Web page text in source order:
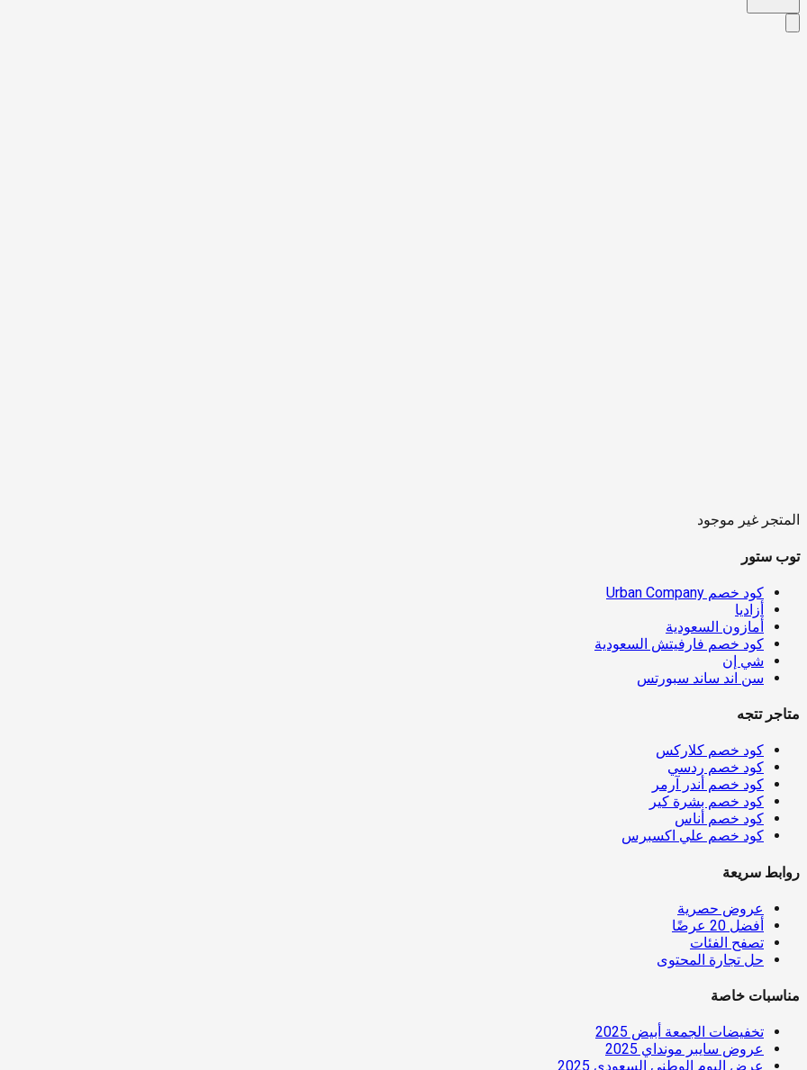
المتجر غير موجود
توب ستور
كود خصم Urban Company
أزاديا
أمازون السعودية
كود خصم فارفيتش السعودية
شي إن
سن اند ساند سبورتس
متاجر تتجه
كود خصم كلاركس
كود خصم ردسي
كود خصم أندر آرمر
كود خصم بشرة كير
كود خصم أناس
كود خصم علي اكسبرس
روابط سريعة
عروض حصرية
أفضل 20 عرضًا
تصفح الفئات
حل تجارة المحتوى
مناسبات خاصة
تخفيضات الجمعة أبيض 2025
عروض سايبر مونداي 2025
عرض اليوم الوطني السعودي 2025